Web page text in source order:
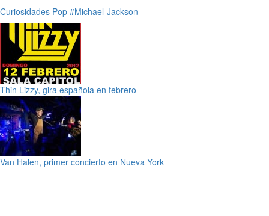
Curiosidades Pop #Michael-Jackson
Thin Lizzy, gira española en febrero
Van Halen, primer concierto en Nueva York